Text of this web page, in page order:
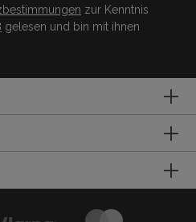
zur Kenntnis
gelesen und bin mit ihnen